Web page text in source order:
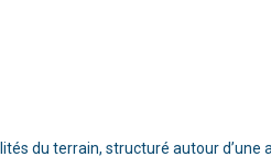
du terrain, structuré autour d’une